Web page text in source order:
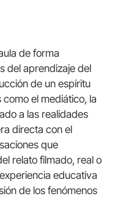
de forma
del aprendizaje del
de un espíritu
el mediático, la
a las realidades
directa con el
que
relato filmado, real o
educativa
de los fenómenos